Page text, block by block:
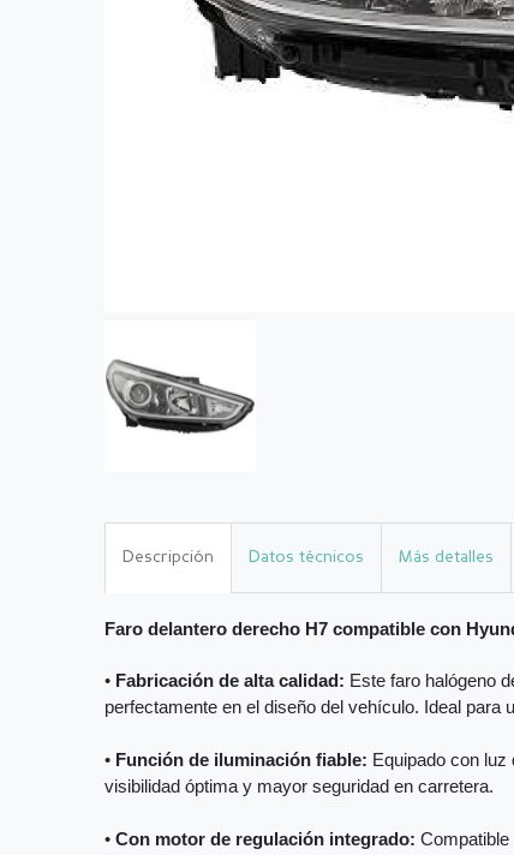
Descripción Datos técnicos Más detalles
Faro delantero derecho H7 compatible con
• Fabricación de alta calidad: Este faro halógeno
perfectamente en el diseño del vehículo. Ideal para
• Función de iluminación fiable: Equipado con
visibilidad óptima y mayor seguridad en carretera.
• Con motor de regulación integrado: Compatible